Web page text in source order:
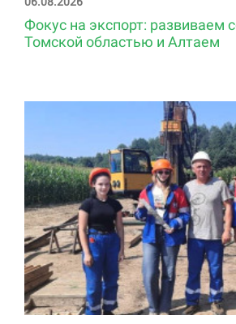
Фокус на экспорт: развиваем
Томской областью и Алтаем